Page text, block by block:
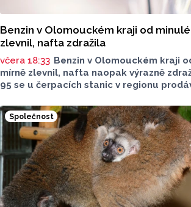
Benzin v Olomouckém kraji od
zlevnil, nafta zdražila
včera 18:33 Benzin v Olomouckém kraji
mírně zlevnil, nafta naopak výrazně
95 se u čerpacích stanic v regionu
O 84 haléřů zdražila nafta, za litr teď
44,84 koruny. Podle údajů společnosti
sleduje, je benzin v současnosti o 7,73
před rokem, za naftu tehdy motoristé
koruny méně.
Společnost